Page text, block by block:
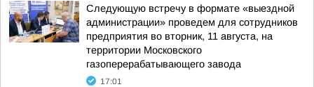
Следующую встречу в формате «выездной
администрации» проведем для сотрудников
предприятия во вторник, 11 августа, на
территории Московского
газоперерабатывающего завода
17:01